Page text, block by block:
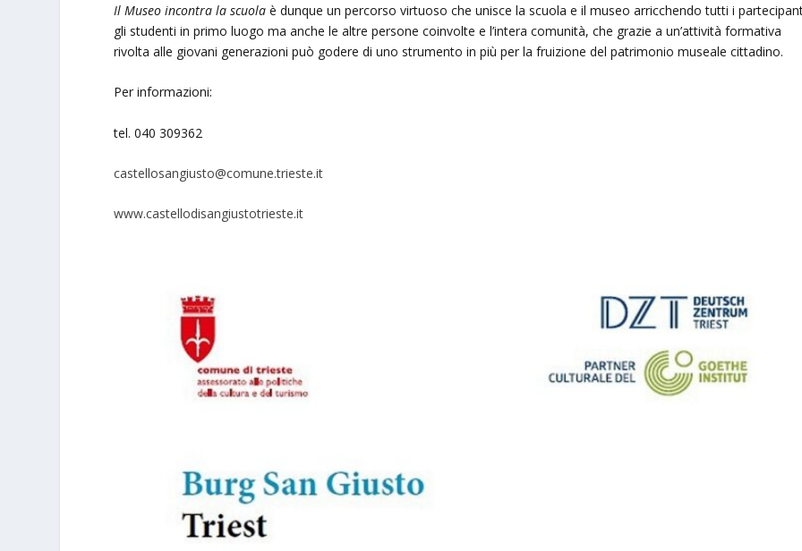
Il Museo incontra la scuola è dunque un percorso virtuoso che unisce la scuola e il museo arricchendo tutti i
gli studenti in primo luogo ma anche le altre persone coinvolte e l’intera comunità, che grazie a un’attività formativa
rivolta alle giovani generazioni può godere di uno strumento in più per la fruizione del patrimonio museale cittadino.
Per informazioni:
tel. 040 309362
castellosangiusto@comune.trieste.it
www.castellodisangiustotrieste.it